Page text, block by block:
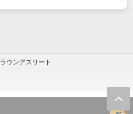
ウンアスリート